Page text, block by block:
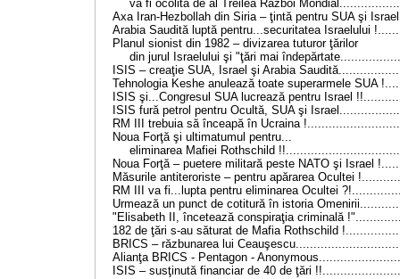
va fi ocolită de al Treilea Război
Axa Iran-Hezbollah din Siria – ţintă pentru SUA şi
Arabia Saudită luptă pentru...securitatea Israelului
Planul sionist din 1982 – divizarea tuturor ţărilor
din jurul Israelului şi "ţări mai
ISIS – creaţie SUA, Israel şi Arabia
Tehnologia Keshe anulează toate superarmele SUA
ISIS şi...Congresul SUA lucrează pentru Israel
ISIS fură petrol pentru Ocultă, SUA şi
RM III trebuia să înceapă în Ucraina
Noua Forţă şi ultimatumul pentru...
eliminarea Mafiei Rothschild
Noua Forţă – puetere militară peste NATO şi Israel
Măsurile antiteroriste – pentru apărarea Ocultei
RM III va fi...lupta pentru eliminarea Ocultei
Urmează un punct de cotitură în istoria
"Elisabeth II, încetează conspiraţia criminală
182 de ţări s-au săturat de Mafia Rothschild
BRICS – răzbunarea lui
Alianţa BRICS - Pentagon -
ISIS – susţinută financiar de 40 de ţări